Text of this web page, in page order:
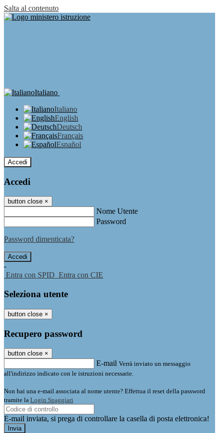
Salta al contenuto
Italiano
Italiano
English
Deutsch
Français
Español
Accedi
Accedi
button close ×
Nome Utente
Password
Password dimenticata?
-
Entra con SPID Entra con CIE
Seleziona utente
button close ×
Recupero password
button close ×
E-mail Verrà inviato un messaggio
all'indirizzo indicato con le istruzioni necessarie.
Non hai una e-mail associata al nome utente? Effettua il reset della password
tramite la Login Spaggiari
E-mail inviata, si prega di controllare la casella di posta elettronica!